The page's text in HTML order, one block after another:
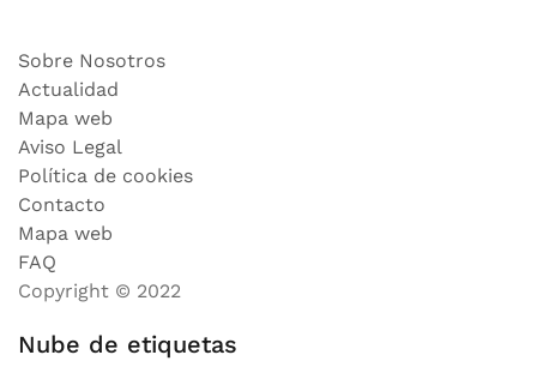
Sobre Nosotros
Actualidad
Mapa web
Aviso Legal
Política de cookies
Contacto
Mapa web
FAQ
Copyright © 2022
Nube de etiquetas